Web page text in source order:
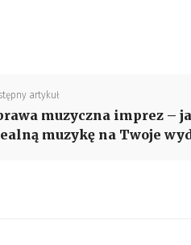
artykuł
muzyczna imprez –
muzykę na Twoje